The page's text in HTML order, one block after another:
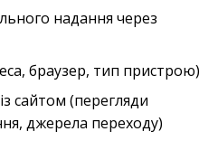
надання через
браузер, тип пристрою)
сайтом (перегляди
джерела переходу)